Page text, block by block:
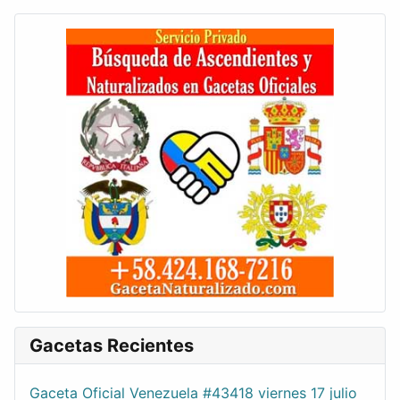
Gacetas Recientes
Gaceta Oficial Venezuela #43418 viernes 17 julio